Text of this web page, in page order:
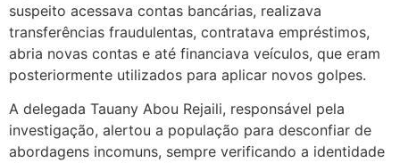
suspeito acessava contas bancárias, realizava
transferências fraudulentas, contratava empréstimos,
abria novas contas e até financiava veículos, que eram
posteriormente utilizados para aplicar novos golpes.
A delegada Tauany Abou Rejaili, responsável pela
investigação, alertou a população para desconfiar de
abordagens incomuns, sempre verificando a identidade